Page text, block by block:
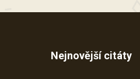
Nejnovější citáty